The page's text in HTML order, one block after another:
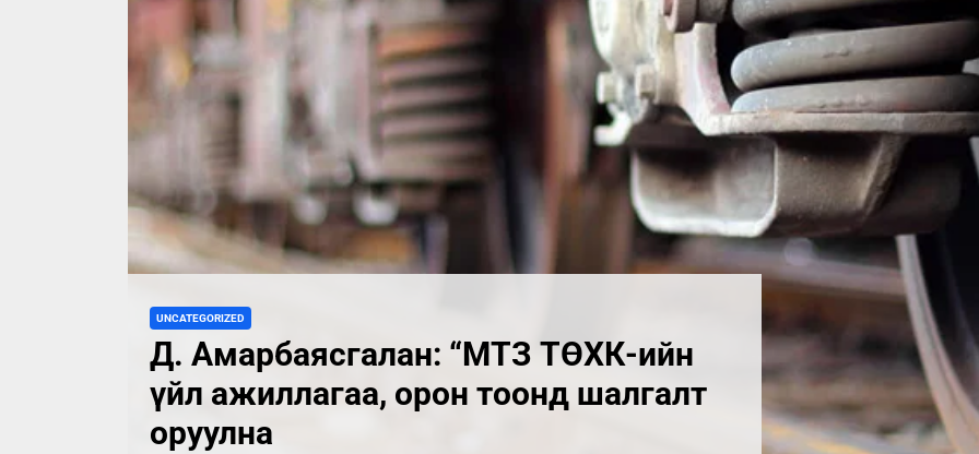
UNCATEGORIZED
Д. Амарбаясгалан: “МТЗ ТӨХК-ийн
үйл ажиллагаа, орон тоонд шалгалт
оруулна